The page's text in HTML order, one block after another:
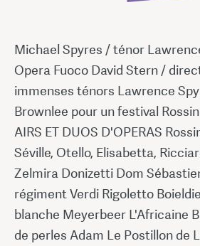
Michael Spyres / ténor
Opera Fuoco David Stern /
immenses ténors Lawrence
Brownlee pour un festival
AIRS ET DUOS D'OPERAS
Séville, Otello, Elisabetta,
Zelmira Donizetti Dom
régiment Verdi Rigoletto
blanche Meyerbeer L'Africaine
de perles Adam Le Postillon de